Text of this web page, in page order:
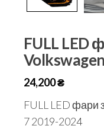
FULL LED
24,200₴
FULL LED фари
7 2019-2024